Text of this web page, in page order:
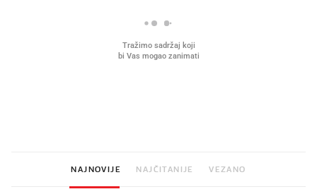
NAJNOVIJE NAJČITANIJE VEZANO